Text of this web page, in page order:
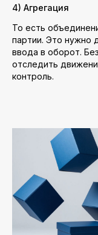
4) Агрегация
То есть
партии. Это нужно
ввода в оборот.
отследить
контроль.